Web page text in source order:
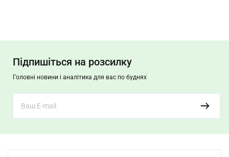
Підпишіться на розсилку
Головні новини і аналітика для вас по буднях